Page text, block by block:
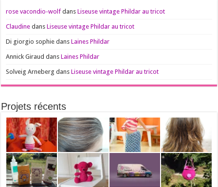
rose vacondio-wolf dansLiseuse vintage Phildar au tricot
Claudine dansLiseuse vintage Phildar au tricot
Di giorgio sophie dansLaines Phildar
Annick Giraud dansLaines Phildar
Solveig Arneberg dansLiseuse vintage Phildar au tricot
Projets récents